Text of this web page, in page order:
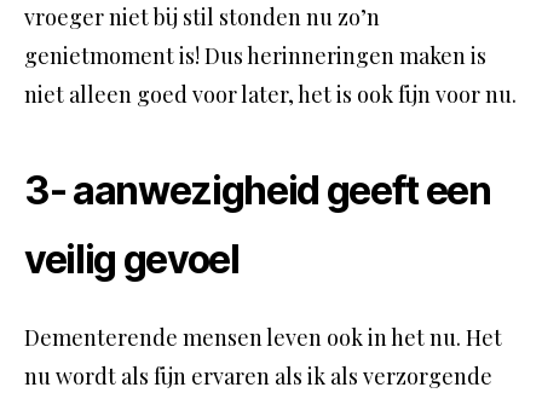
vroeger niet bij stil stonden nu zo’n
genietmoment is! Dus herinneringen maken is
niet alleen goed voor later, het is ook fijn voor nu.
3- aanwezigheid geeft een
veilig gevoel
Dementerende mensen leven ook in het nu. Het
nu wordt als fijn ervaren als ik als verzorgende